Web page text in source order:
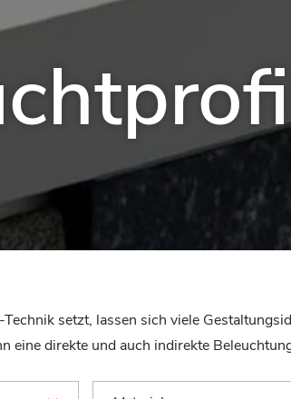
setzt, lassen sich viele
eine direkte und auch indirekte